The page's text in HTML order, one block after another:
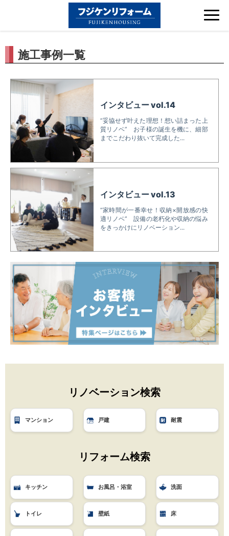
施工事例一覧
インタビュー vol.14
“妥協せず叶えた理想！想い詰まった上
質リノベ” お子様の誕生を機に、細部
までこだわり抜いて完成した...
インタビュー vol.13
“家時間が一番幸せ！収納×開放感の快
適リノベ” 設備の老朽化や収納の悩み
をきっかけにリノベーション...
リノベーション検索
マンション 戸建 耐震
リフォーム検索
キッチン お風呂・浴室 洗面
トイレ 壁紙 床